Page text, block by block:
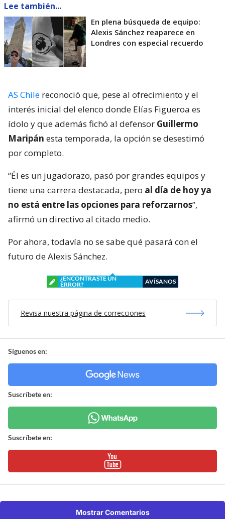
Lee también...
En plena búsqueda de equipo:
Alexis Sánchez reaparece en
Londres con especial recuerdo
AS Chile reconoció que, pese al ofrecimiento y el
interés inicial del elenco donde Elías Figueroa es
ídolo y que además fichó al defensor Guillermo
Maripán esta temporada, la opción se desestimó
por completo.
“Él es un jugadorazo, pasó por grandes equipos y
tiene una carrera destacada, pero al día de hoy ya
no está entre las opciones para reforzarnos”,
afirmó un directivo al citado medio.
Por ahora, todavía no se sabe qué pasará con el
futuro de Alexis Sánchez.
¿ENCONTRASTE UN
ERROR?
AVÍSANOS
Revisa nuestra página de correcciones
Síguenos en:
Suscríbete en:
Suscríbete en:
Mostrar Comentarios